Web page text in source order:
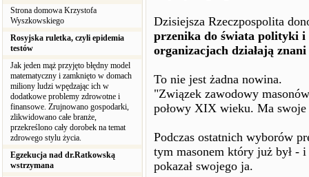
Strona domowa Krzystofa
Wyszkowskiego
Rosyjska ruletka, czyli epidemia
testów
Jak jeden mąż przyjęto błędny model
matematyczny i zamknięto w domach
miliony ludzi wpędzając ich w
dodatkowe problemy zdrowotne i
finansowe. Zrujnowano gospodarki,
zlikwidowano całe branże,
przekreślono cały dorobek na temat
zdrowego stylu życia.
Egzekucja nad dr.Ratkowską
wstrzymana
Dzisiejsza Rzeczpospolita
przenika do świata polityki
organizacjach działają
To nie jest żadna nowina.
"Związek zawodowy
połowy XIX wieku. Ma
Podczas ostatnich wyborów
tym masonem który już był -
pokazał swojego ja.